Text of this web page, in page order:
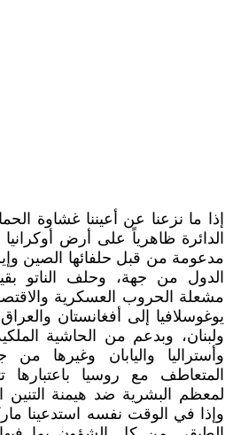
إذا ما نزعنا عن أعيننا غشاوة
الدائرة ظاهرياً على أرض أوكرانيا
مدعومة من قبل حلفائها الصين
الدول من جهة، وحلف الناتو
مشعلة الحروب العسكرية
يوغوسلافيا إلى أفغانستان
ولبنان، وبدعم من الحاشية
وأستراليا واليابان وغيرها
المتعاطف مع روسيا باعتبارها
لمعظم البشرية ضد هيمنة التنين
وإذا في الوقت نفسه استدعينا